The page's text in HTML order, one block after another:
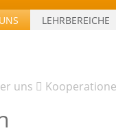
LEHRBEREICHE
uns